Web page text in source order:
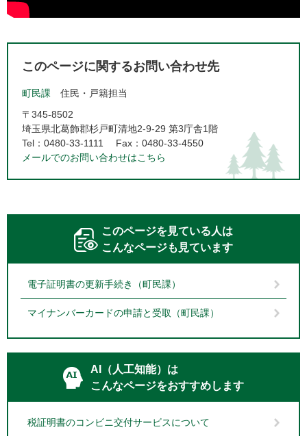
このページに関するお問い合わせ先
町民課
住民・戸籍担当
〒345-8502
埼玉県北葛飾郡杉戸町清地2-9-29 第3庁舎1階
Tel：0480-33-1111
Fax：0480-33-4550
メールでのお問い合わせはこちら
このページを見ている人は
こんなページも見ています
電子証明書の更新手続き（町民課）
マイナンバーカードの申請と受取（町民課）
AI（人工知能）は
こんなページをおすすめします
税証明書のコンビニ交付サービスについて